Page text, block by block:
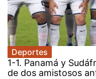
Deportes
1-1. Panamá y
de dos amistosos